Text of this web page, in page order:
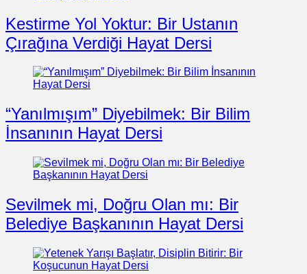
Kestirme Yol Yoktur: Bir Ustanın
Çırağına Verdiği Hayat Dersi
“Yanılmışım” Diyebilmek: Bir Bilim
İnsanının Hayat Dersi
Sevilmek mi, Doğru Olan mı: Bir
Belediye Başkanının Hayat Dersi